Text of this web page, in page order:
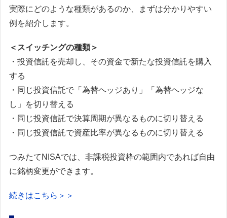
実際にどのような種類があるのか、まずは分かりやすい
例を紹介します。
＜スイッチングの種類＞
・投資信託を売却し、その資金で新たな投資信託を購入
する
・同じ投資信託で「為替ヘッジあり」「為替ヘッジな
し」を切り替える
・同じ投資信託で決算周期が異なるものに切り替える
・同じ投資信託で資産比率が異なるものに切り替える
つみたてNISAでは、非課税投資枠の範囲内であれば自由
に銘柄変更ができます。
続きはこちら＞＞